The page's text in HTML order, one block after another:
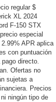
regular $
XL 2024
F-150 STX
especial
APR aplica
con puntuación
directo.
Ofertas no
sujetas a
Precios
ningún tipo de